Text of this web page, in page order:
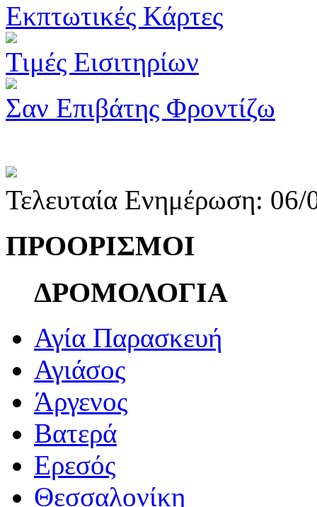
Εκπτωτικές Κάρτες
Τιμές Εισιτηρίων
Σαν Επιβάτης Φροντίζω
Τελευταία Ενημέρωση:
ΠΡΟΟΡΙΣΜΟΙ
ΔΡΟΜΟΛΟΓΙΑ
Αγία Παρασκευή
Αγιάσος
Άργενος
Βατερά
Ερεσός
Θεσσαλονίκη